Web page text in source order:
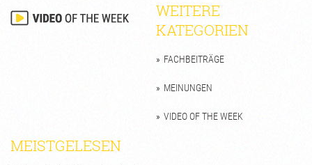
WEITERE
KATEGORIEN
FACHBEITRÄGE
MEINUNGEN
VIDEO OF THE WEEK
MEISTGELESEN